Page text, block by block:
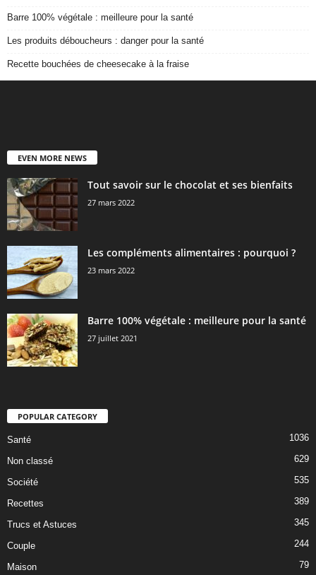
Barre 100% végétale : meilleure pour la santé
Les produits déboucheurs : danger pour la santé
Recette bouchées de cheesecake à la fraise
EVEN MORE NEWS
Tout savoir sur le chocolat et ses bienfaits
27 mars 2022
Les compléments alimentaires : pourquoi ?
23 mars 2022
Barre 100% végétale : meilleure pour la santé
27 juillet 2021
POPULAR CATEGORY
Santé 1036
Non classé 629
Société 535
Recettes 389
Trucs et Astuces 345
Couple 244
Maison 79